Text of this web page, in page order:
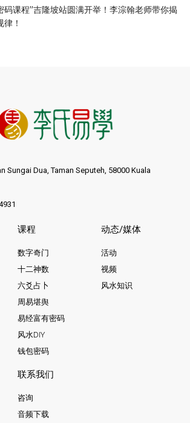
码课程”吉隆坡站圆满开举！李淙翰老师带你揭
！
Sungai Dua, Taman Seputeh, 58000 Kuala
课程
数字奇门
十二神数
六爻占卜
周易堪舆
易经富有密码
风水DIY
钱包密码
动态/媒体
活动
视频
风水知识
联系我们
咨询
音频下载